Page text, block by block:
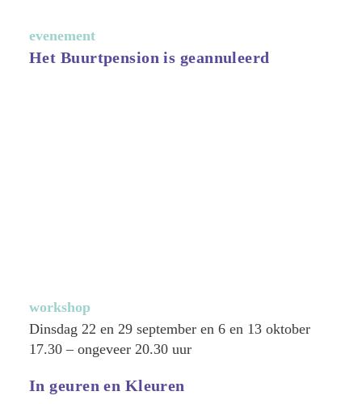
evenement
Het Buurtpension is geannuleerd
workshop
Dinsdag 22 en 29 september en 6 en 13 oktober
17.30 – ongeveer 20.30 uur
In geuren en Kleuren